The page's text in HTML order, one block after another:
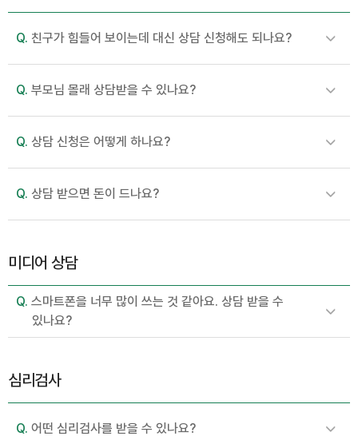
Q. 친구가 힘들어 보이는데 대신 상담 신청해도 되나요?
Q. 부모님 몰래 상담받을 수 있나요?
Q. 상담 신청은 어떻게 하나요?
Q. 상담 받으면 돈이 드나요?
미디어 상담
Q. 스마트폰을 너무 많이 쓰는 것 같아요. 상담 받을 수
있나요?
심리검사
Q. 어떤 심리검사를 받을 수 있나요?